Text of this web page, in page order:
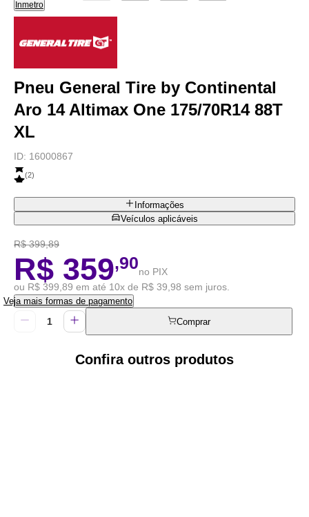
Inmetro
Pneu General Tire by Continental
Aro 14 Altimax One 175/70R14 88T
XL
ID: 16000867
(2)
Informações
Veículos aplicáveis
R$ 399,89
R$ 359,90no PIX
ou R$ 399,89 em até 10x de R$ 39,98 sem juros.
Veja mais formas de pagamento
Comprar
Confira outros produtos